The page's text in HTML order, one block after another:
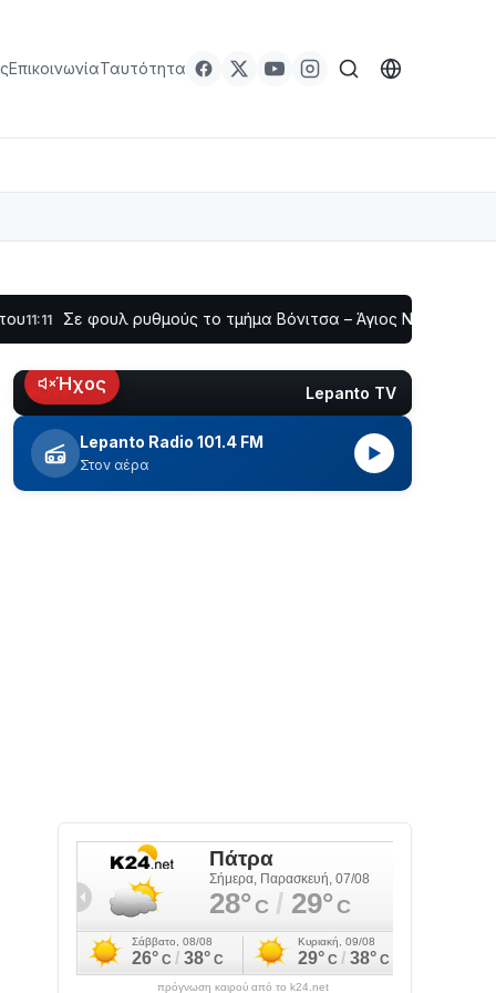
ΕπικοινωνίαΤαυτότητα
ρυθμούς το τμήμα Βόνιτσα – Άγιος Νικόλαος | Αυτοψία
LIVE Lepanto TV
Ήχος
Lepanto Radio 101.4 FM
Στον αέρα
▶
πρόγνωση καιρού από το k24.net